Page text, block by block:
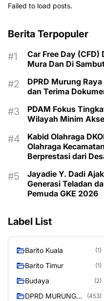
Failed to load posts.
Berita Terpopuler
Car Free Day (CFD)
Mura Dan Di
DPRD Murung
dan Terima
PDAM Fokus
Wilayah Minim
Kabid Olahraga
Olahraga
Berprestasi dari
Jayadie Y. Dadi
Generasi Teladan
Pemuda GKE 2026
Label List
Barito Kuala (1)
Barito Timur (1)
Budaya (2)
DPRD MURUNG
(453)